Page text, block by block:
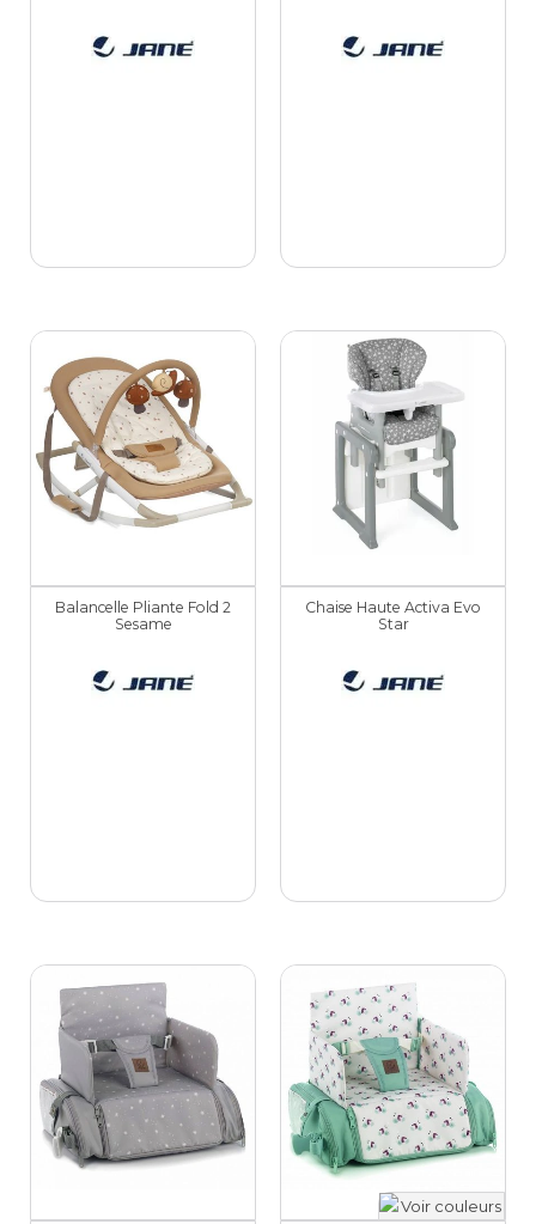
Balancelle Pliante Fold 2
Sesame
Chaise Haute Activa Evo
Star